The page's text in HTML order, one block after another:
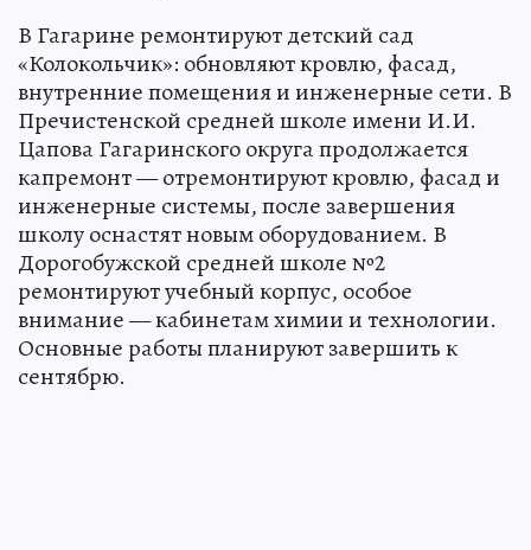
В Гагарине ремонтируют детский сад
«Колокольчик»: обновляют кровлю, фасад,
внутренние помещения и инженерные сети. В
Пречистенской средней школе имени И.И.
Цапова Гагаринского округа продолжается
капремонт — отремонтируют кровлю, фасад и
инженерные системы, после завершения
школу оснастят новым оборудованием. В
Дорогобужской средней школе №2
ремонтируют учебный корпус, особое
внимание — кабинетам химии и технологии.
Основные работы планируют завершить к
сентябрю.